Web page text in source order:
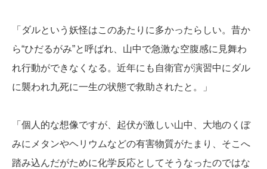
「ダルという妖怪はこのあたりに多かったらしい。昔か
ら“ひだるがみ”と呼ばれ、山中で急激な空腹感に見舞わ
れ行動ができなくなる。近年にも自衛官が演習中にダル
に襲われ九死に一生の状態で救助されたと。」
「個人的な想像ですが、起伏が激しい山中、大地のくぼ
みにメタンやヘリウムなどの有害物質がたまり、そこへ
踏み込んだがために化学反応としてそうなったのではな